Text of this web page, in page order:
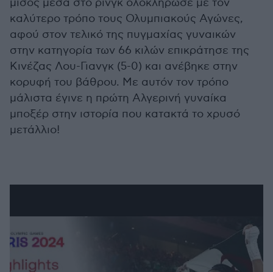
μίσος μέσα στο ρινγκ ολοκλήρωσε με τον
καλύτερο τρόπο τους Ολυμπιακούς Αγώνες,
αφού στον τελικό της πυγμαχίας γυναικών
στην κατηγορία των 66 κιλών επικράτησε της
Κινέζας Λου-Γιανγκ (5-0) και ανέβηκε στην
κορυφή του βάθρου. Με αυτόν τον τρόπο
μάλιστα έγινε η πρώτη Αλγερινή γυναίκα
μποξέρ στην ιστορία που κατακτά το χρυσό
μετάλλιο!